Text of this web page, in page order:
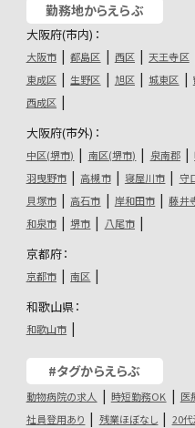
勤務地からえらぶ
大阪府(市内)：
大阪市 都島区 西区 天王寺区
東成区
生野区 旭区 城東区
西成区
大阪府(市外)：
中区(堺市) 南区(堺市) 泉南郡
羽曳野市
高槻市 寝屋川市 守
貝塚市
高石市 岸和田市 藤井
和泉市
堺市 八尾市
京都府：
京都市 南区
和歌山県：
和歌山市
#タグからえらぶ
動物病院の求人 時短勤務OK 医
社員登用あり
残業ほぼなし 20